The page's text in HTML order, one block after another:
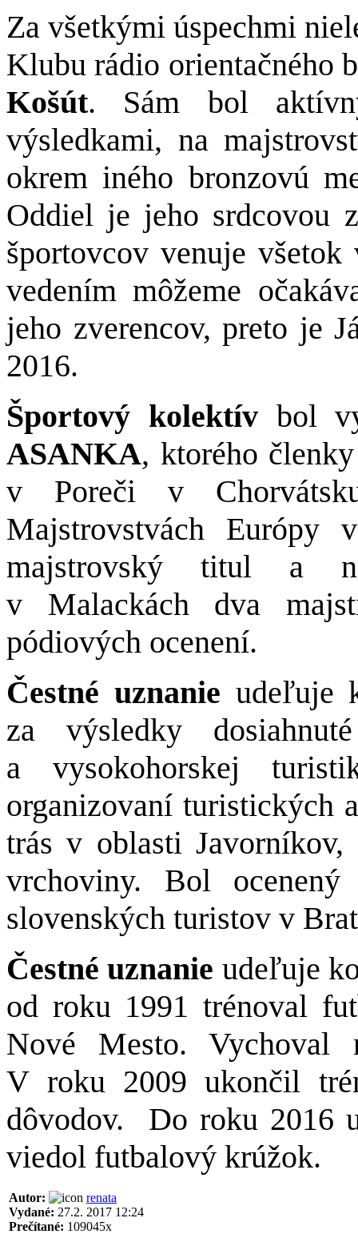
Za všetkými úspechmi
Klubu rádio orientačného
Košút. Sám bol
výsledkami, na
okrem iného bronzovú
Oddiel je jeho srdcovou
športovcov venuje
vedením môžeme
jeho zverencov, preto je
2016.
Športový kolektívbol
ASANKA, ktorého
v Poreči v
Majstrovstvách Európy
majstrovský titul a
v Malackách dva
pódiových ocenení.
Čestné uznanie udeľuje
za výsledky
a vysokohorskej
organizovaní turistických
trás v oblasti
vrchoviny. Bol
slovenských turistov v
Čestné uznanie udeľuje
od roku 1991 trénoval
Nové Mesto. Vychoval
V roku 2009 ukončil
dôvodov.
Do roku 2016
viedol futbalový krúžok.
Autor:
renata
Vydané: 27.2. 2017 12:24
Prečítané: 109045x